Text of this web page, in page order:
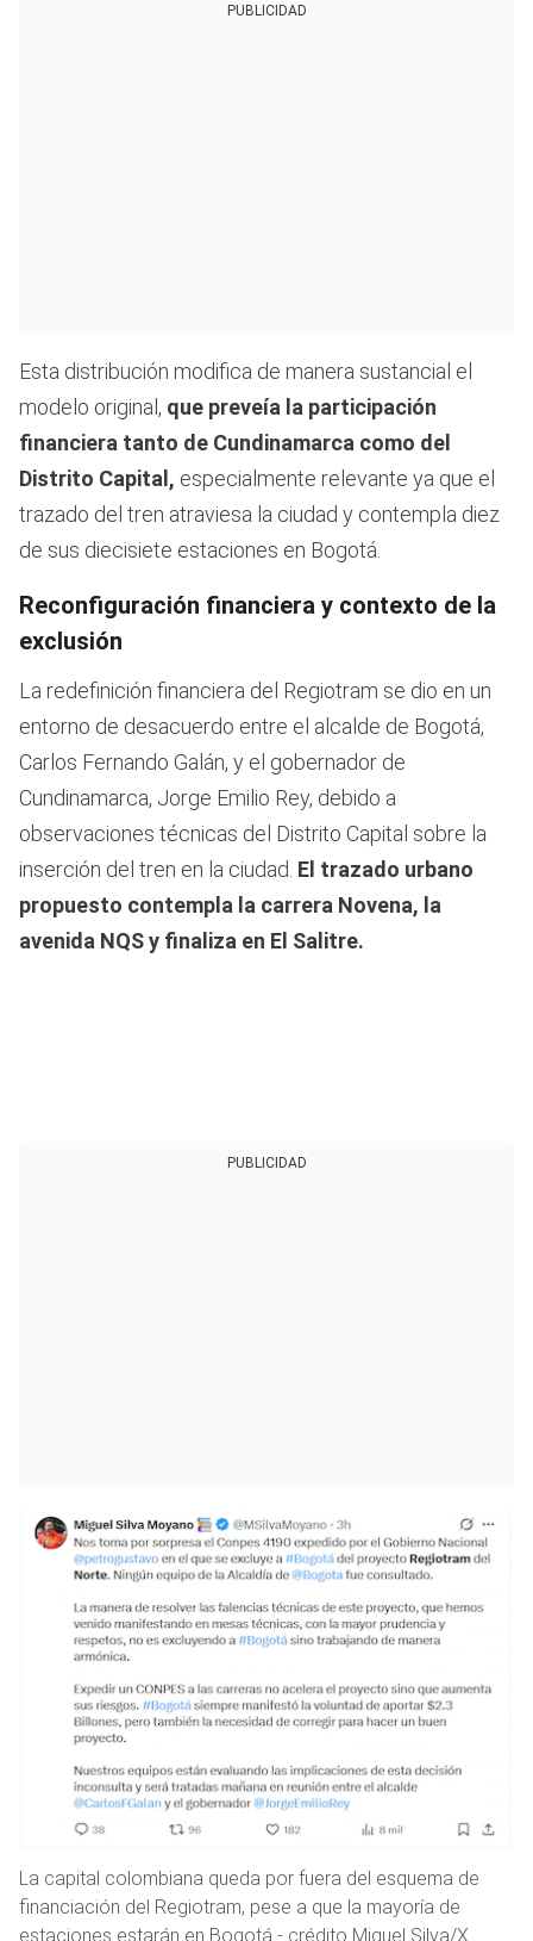
PUBLICIDAD
Esta distribución modifica de manera sustancial el
modelo original, que preveía la participación
financiera tanto de Cundinamarca como del
Distrito Capital, especialmente relevante ya que el
trazado del tren atraviesa la ciudad y contempla diez
de sus diecisiete estaciones en Bogotá.
Reconfiguración financiera y contexto de la
exclusión
La redefinición financiera del Regiotram se dio en un
entorno de desacuerdo entre el alcalde de Bogotá,
Carlos Fernando Galán, y el gobernador de
Cundinamarca, Jorge Emilio Rey, debido a
observaciones técnicas del Distrito Capital sobre la
inserción del tren en la ciudad. El trazado urbano
propuesto contempla la carrera Novena, la
avenida NQS y finaliza en El Salitre.
PUBLICIDAD
La capital colombiana queda por fuera del esquema de
financiación del Regiotram, pese a que la mayoría de
estaciones estarán en Bogotá - crédito Miguel Silva/X